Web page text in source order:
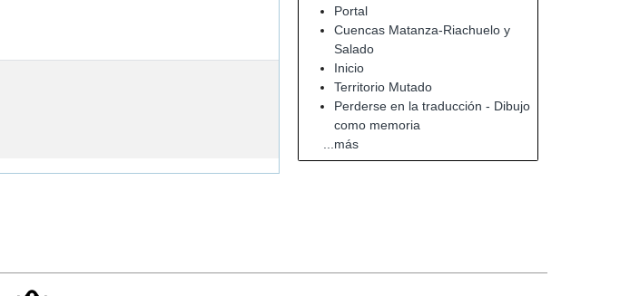
Portal
Cuencas Matanza-Riachuelo y
Salado
Inicio
Territorio Mutado
Perderse en la traducción - Dibujo
como memoria
...más